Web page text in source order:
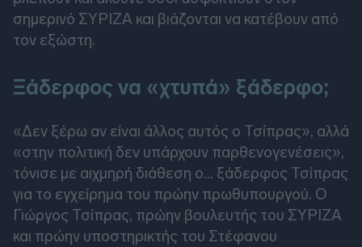
σημερινό ΣΥΡΙΖΑ και βιάζονται να κατέβουν από
τον εξώστη.
Ξάδερφος να «χτυπά» ξάδερφο;
«Δεν ξέρω αν είναι άλλος αυτός ο Τσίπρας», αλλά
«στην πολιτική δεν υπάρχουν παρθενογενέσεις»,
τόνισε με αιχμηρή διάθεση ο... ξάδερφος Τσίπρας
για το εγχείρημα του πρώην πρωθυπουργού. Ο
Γιώργος Τσίπρας, πρώην βουλευτής του ΣΥΡΙΖΑ
και πρώην υποστηρικτής του Στέφανου